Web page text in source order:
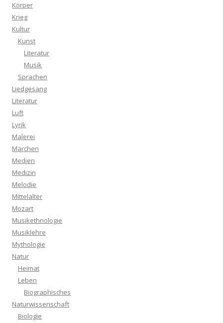
Körper
Krieg
Kultur
Kunst
Literatur
Musik
Sprachen
Liedgesang
Literatur
Luft
Lyrik
Malerei
Märchen
Medien
Medizin
Melodie
Mittelalter
Mozart
Musikethnologie
Musiklehre
Mythologie
Natur
Heimat
Leben
Biographisches
Naturwissenschaft
Biologie